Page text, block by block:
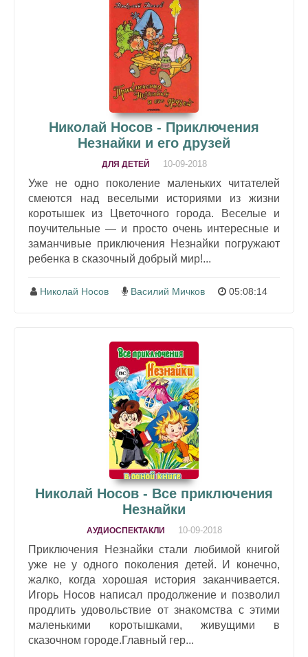
Николай Носов - Приключения
Незнайки и его друзей
ДЛЯ ДЕТЕЙ 10-09-2018
Уже не одно поколение маленьких читателей
смеются над веселыми историями из жизни
коротышек из Цветочного города. Веселые и
поучительные — и просто очень интересные и
заманчивые приключения Незнайки погружают
ребенка в сказочный добрый мир!...
Николай Носов Василий Мичков 05:08:14
Николай Носов - Все приключения
Незнайки
АУДИОСПЕКТАКЛИ 10-09-2018
Приключения Незнайки стали любимой книгой
уже не у одного поколения детей. И конечно,
жалко, когда хорошая история заканчивается.
Игорь Носов написал продолжение и позволил
продлить удовольствие от знакомства с этими
маленькими коротышками, живущими в
сказочном городе.Главный гер...